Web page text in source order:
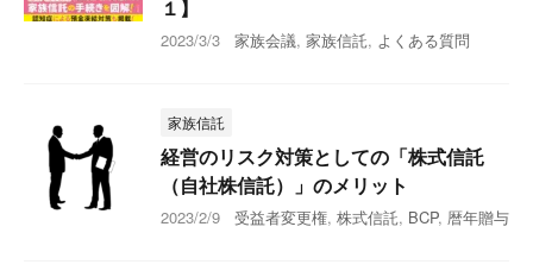
１】
2023/3/3 家族会議, 家族信託, よくある質問
家族信託
経営のリスク対策としての「株式信託
（自社株信託）」のメリット
2023/2/9 受益者変更権, 株式信託, BCP, 暦年贈与